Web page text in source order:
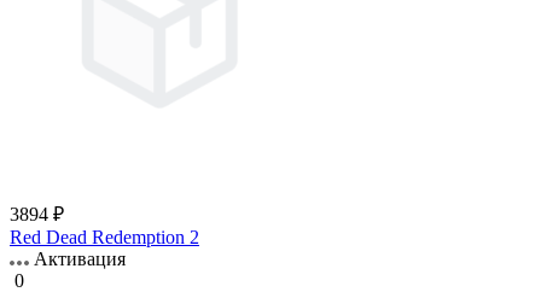
3894 ₽
Red Dead Redemption 2
Активация
0